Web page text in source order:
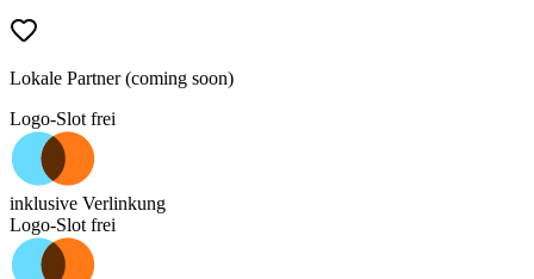
Lokale Partner (coming soon)
Logo-Slot frei
inklusive Verlinkung
Logo-Slot frei